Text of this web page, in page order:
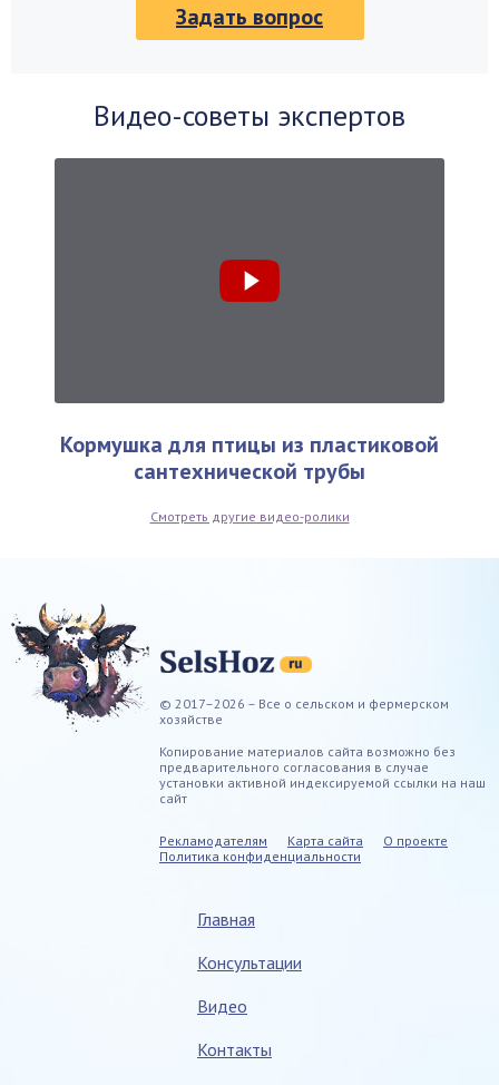
Задать вопрос
Видео-советы экспертов
Кормушка для птицы из пластиковой
сантехнической трубы
Смотреть другие видео-ролики
© 2017–2026 – Все о сельском и фермерском
хозяйстве
Копирование материалов сайта возможно без
предварительного согласования в случае
установки активной индексируемой ссылки на наш
сайт
Рекламодателям Карта сайта
О проекте
Политика конфиденциальности
Главная
Консультации
Видео
Контакты